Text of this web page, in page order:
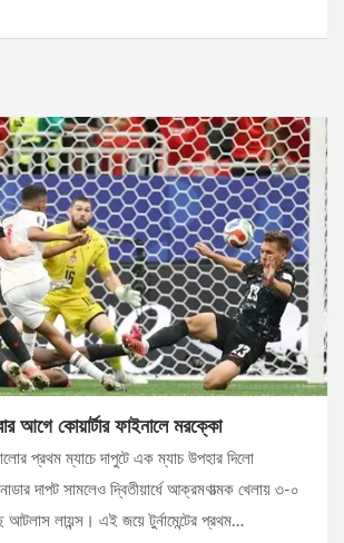
আগে কোয়ার্টার ফাইনালে মরক্কো
প্রথম ম্যাচে দাপুটে এক ম্যাচ উপহার দিলো
দাপট সামলেও দ্বিতীয়ার্ধে আক্রমণাত্মক খেলায় ৩-০
আটলাস লায়ন্স। এই জয়ে টুর্নামেন্টের প্রথম…